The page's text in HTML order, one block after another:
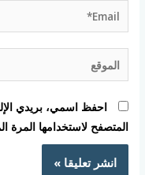
Email*
الموقع
احفظ اسمي، بريدي
المتصفح لاستخدامها المرة